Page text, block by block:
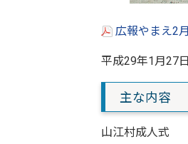
広報やまえ2
平成29年1月27
主な内容
山江村成人式